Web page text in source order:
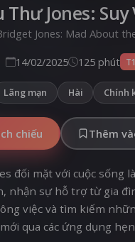
Thư Jones: Suy
Jones: Mad About
14/02/2025 125 phút
Lãng mạn Hài Chính
chiếu Thêm
đối mặt với cuộc sống
nhận sự hỗ trợ từ gia
việc và tìm kiếm
mới qua các ứng dụng